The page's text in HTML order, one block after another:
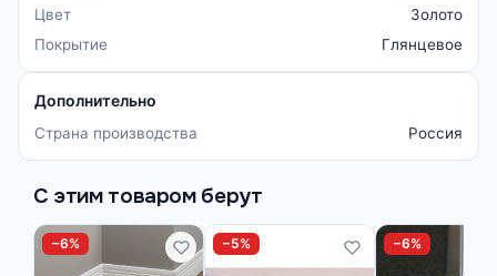
Цвет
Золото
Покрытие
Глянцевое
Дополнительно
Страна производства Россия
С этим товаром берут
−6% −5% −6%